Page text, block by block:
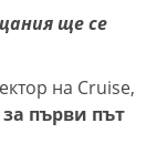
ще се
на Cruise,
за първи път